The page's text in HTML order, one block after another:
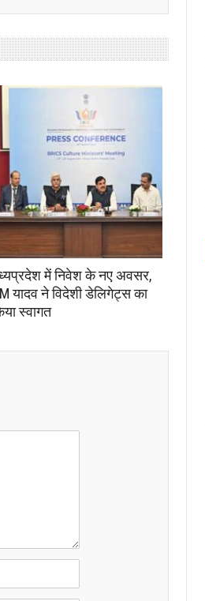
में निवेश के नए अवसर,
यादव ने विदेशी डेलिगेट्स का
स्वागत